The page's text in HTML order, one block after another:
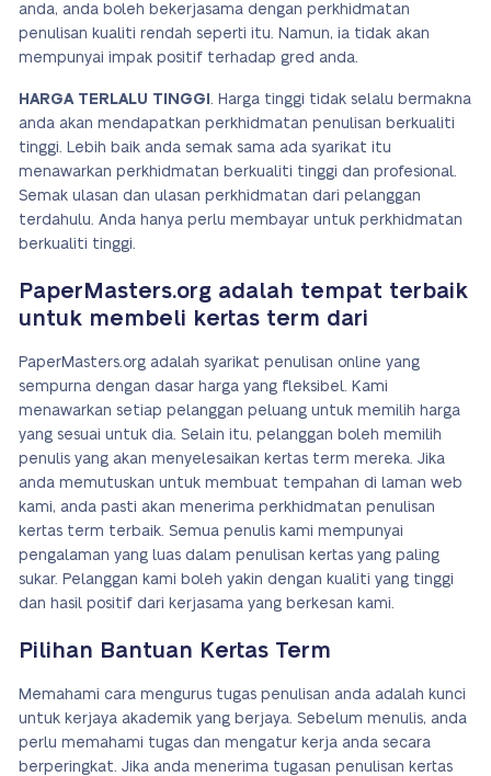
anda, anda boleh bekerjasama dengan perkhidmatan
penulisan kualiti rendah seperti itu. Namun, ia tidak akan
mempunyai impak positif terhadap gred anda.
HARGA TERLALU TINGGI . Harga tinggi tidak selalu bermakna
anda akan mendapatkan perkhidmatan penulisan berkualiti
tinggi. Lebih baik anda semak sama ada syarikat itu
menawarkan perkhidmatan berkualiti tinggi dan profesional.
Semak ulasan dan ulasan perkhidmatan dari pelanggan
terdahulu. Anda hanya perlu membayar untuk perkhidmatan
berkualiti tinggi.
PaperMasters.org adalah tempat terbaik
untuk membeli kertas term dari
PaperMasters.org adalah syarikat penulisan online yang
sempurna dengan dasar harga yang fleksibel. Kami
menawarkan setiap pelanggan peluang untuk memilih harga
yang sesuai untuk dia. Selain itu, pelanggan boleh memilih
penulis yang akan menyelesaikan kertas term mereka. Jika
anda memutuskan untuk membuat tempahan di laman web
kami, anda pasti akan menerima perkhidmatan penulisan
kertas term terbaik. Semua penulis kami mempunyai
pengalaman yang luas dalam penulisan kertas yang paling
sukar. Pelanggan kami boleh yakin dengan kualiti yang tinggi
dan hasil positif dari kerjasama yang berkesan kami.
Pilihan Bantuan Kertas Term
Memahami cara mengurus tugas penulisan anda adalah kunci
untuk kerjaya akademik yang berjaya. Sebelum menulis, anda
perlu memahami tugas dan mengatur kerja anda secara
berperingkat. Jika anda menerima tugasan penulisan kertas